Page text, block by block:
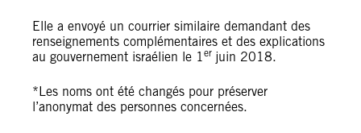
Elle a envoyé un courrier similaire demandant des
renseignements complémentaires et des explications
au gouvernement israélien le 1er juin 2018.
*Les noms ont été changés pour préserver
l’anonymat des personnes concernées.